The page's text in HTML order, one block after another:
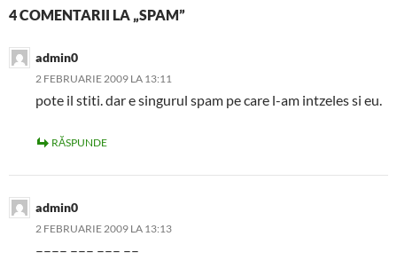
4 COMENTARII LA „SPAM”
admin0
2 FEBRUARIE 2009 LA 13:11
pote il stiti. dar e singurul spam pe care l-am intzeles si eu.
RĂSPUNDE
admin0
2 FEBRUARIE 2009 LA 13:13
–––– ––– ––– ––